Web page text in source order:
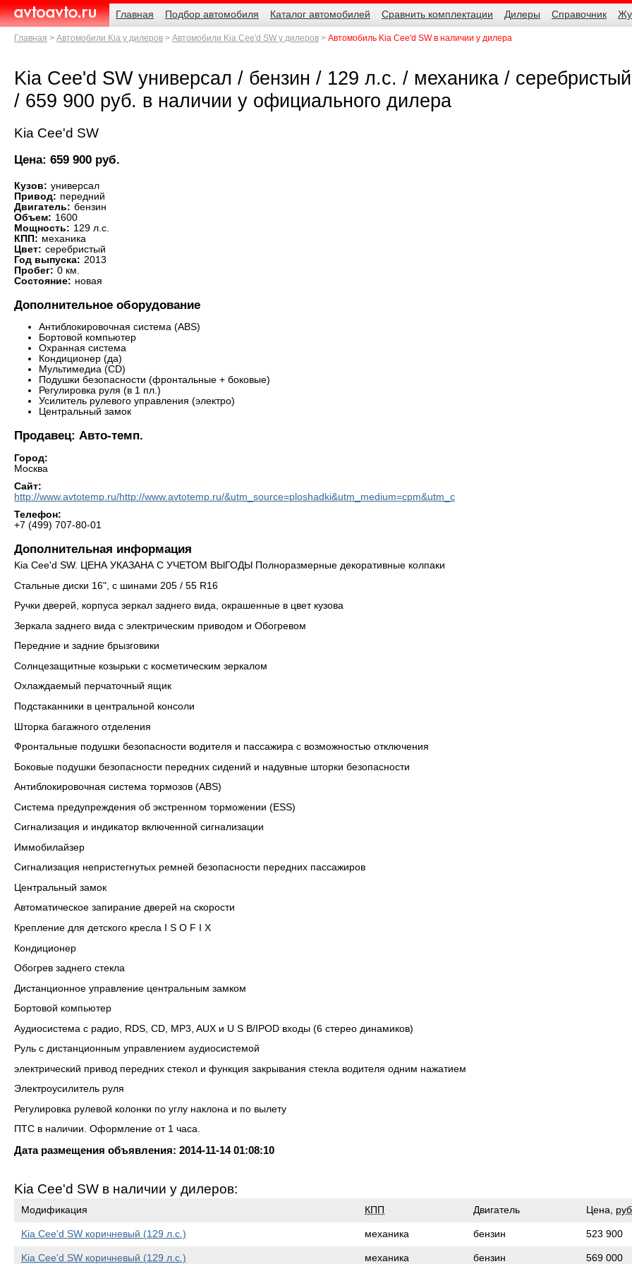
AvtoAvto.ru
Навигация
Главная
Подбор автомобиля Каталог автомобилей Сравнить комплектации Дилеры Справочник
Родительские
страницы
Главная Автомобили Kia у дилеров Автомобили Kia Cee'd SW у дилеров Автомобиль Kia Cee'd SW в наличии у дилера
Kia Cee'd SW универсал / бензин / 129 л.с. / механика /
/ 659 900 руб. в наличии у официального дилера
Kia Cee'd SW
Цена: 659 900 руб.
Кузов: универсал
Привод: передний
Двигатель: бензин
Объем: 1600
Мощность: 129 л.с.
КПП: механика
Цвет: серебристый
Год выпуска: 2013
Пробег: 0 км.
Состояние: новая
Дополнительное оборудование
Антиблокировочная система (ABS)
Бортовой компьютер
Охранная система
Кондиционер (да)
Мультимедиа (CD)
Подушки безопасности (фронтальные + боковые)
Регулировка руля (в 1 пл.)
Усилитель рулевого управления (электро)
Центральный замок
Продавец: Авто-темп.
Город:
Москва
Сайт:
http://www.avtotemp.ru/http://www.avtotemp.ru/&utm_source=ploshadki&utm_medium=cpm&utm_c
Телефон:
+7 (499) 707-80-01
Дополнительная информация
Kia Cee'd SW. ЦЕНА УКАЗАНА С УЧЕТОМ ВЫГОДЫ Полноразмерные декоративные колпаки
Стальные диски 16", с шинами 205 / 55 R16
Ручки дверей, корпуса зеркал заднего вида, окрашенные в цвет кузова
Зеркала заднего вида с электрическим приводом и Обогревом
Передние и задние брызговики
Солнцезащитные козырьки с косметическим зеркалом
Охлаждаемый перчаточный ящик
Подстаканники в центральной консоли
Шторка багажного отделения
Фронтальные подушки безопасности водителя и пассажира с возможностью отключения
Боковые подушки безопасности передних сидений и надувные шторки безопасности
Антиблокировочная система тормозов (ABS)
Система предупреждения об экстренном торможении (ESS)
Сигнализация и индикатор включенной сигнализации
Иммобилайзер
Сигнализация непристегнутых ремней безопасности передних пассажиров
Центральный замок
Автоматическое запирание дверей на скорости
Крепление для детского кресла I S O F I X
Кондиционер
Обогрев заднего стекла
Дистанционное управление центральным замком
Бортовой компьютер
Аудиосистема с радио, RDS, CD, MP3, AUX и U S B/IPOD входы (6 стерео динамиков)
Руль с дистанционным управлением аудиосистемой
электрический привод передних стекол и функция закрывания стекла водителя одним нажатием
Электроусилитель руля
Регулировка рулевой колонки по углу наклона и по вылету
ПТС в наличии. Оформление от 1 часа.
Дата размещения объявления: 2014-11-14 01:08:10
Kia Cee'd SW в наличии у дилеров:
Модификация КПП Двигатель Цена, руб.
Kia Cee'd SW коричневый (129 л.с.) механика бензин 523 900
Kia Cee'd SW коричневый (129 л.с.) механика бензин 569 000